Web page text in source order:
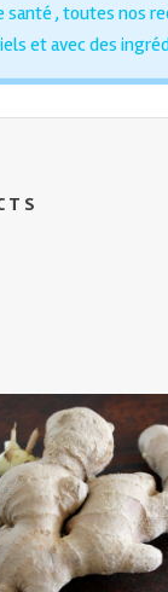
, toutes nos
et avec des